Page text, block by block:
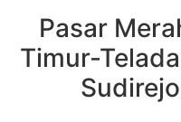
Pasar
Timur-